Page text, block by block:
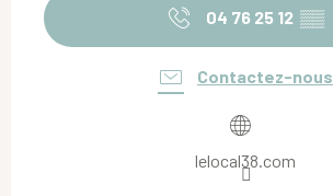
04 76 25 12 ▒▒
Contactez-nous
lelocal38.com